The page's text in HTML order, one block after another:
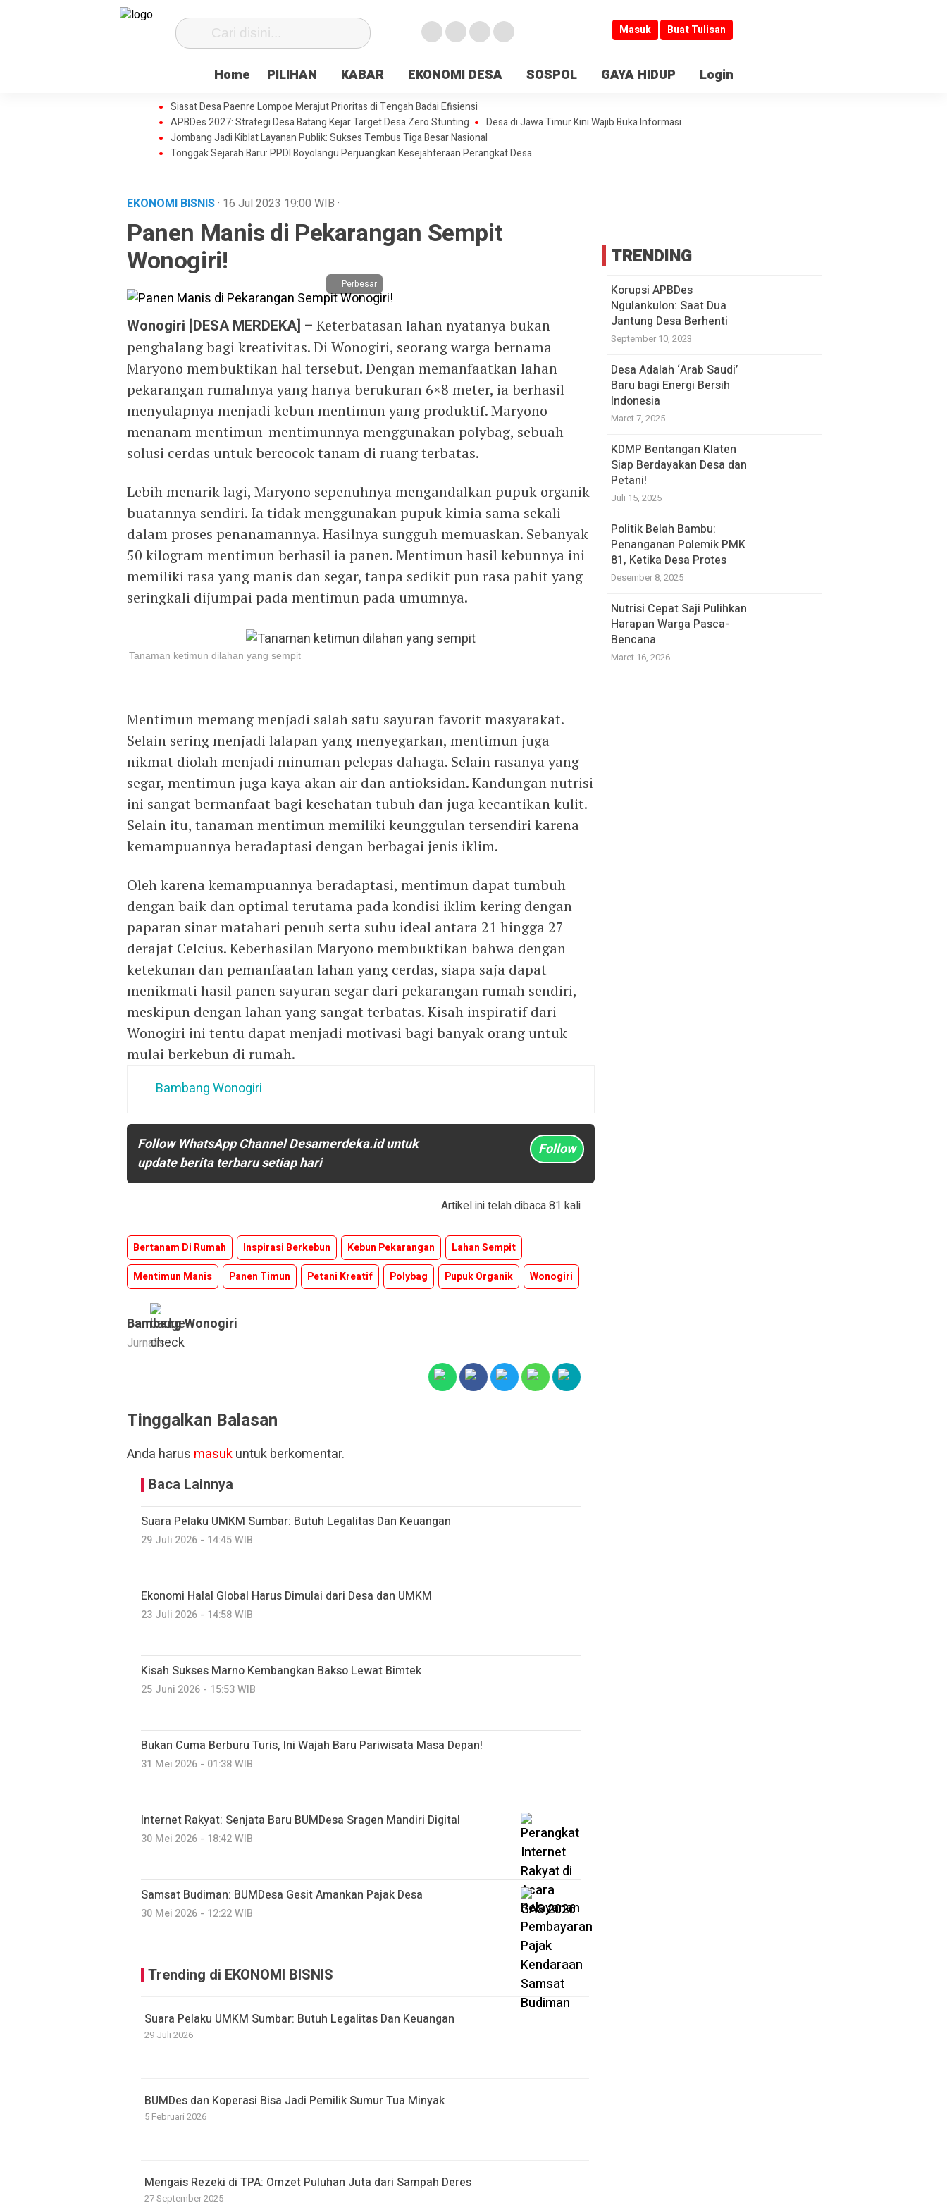
Masuk Buat Tulisan
Home PILIHAN KABAR EKONOMI DESA SOSPOL GAYA HIDUP Login
Siasat Desa Paenre Lompoe Merajut Prioritas di Tengah Badai Efisiensi
APBDes 2027: Strategi Desa Batang Kejar Target Desa Zero Stunting
Desa di Jawa Timur Kini Wajib Buka Informasi
Jombang Jadi Kiblat Layanan Publik: Sukses Tembus Tiga Besar Nasional
Tonggak Sejarah Baru: PPDI Boyolangu Perjuangkan Kesejahteraan Perangkat Desa
EKONOMI BISNIS· 16 Jul 2023 19:00 WIB ·
Panen Manis di Pekarangan Sempit
Wonogiri!
Perbesar
Wonogiri [DESA MERDEKA] – Keterbatasan lahan nyatanya bukan
penghalang bagi kreativitas. Di Wonogiri, seorang warga bernama
Maryono membuktikan hal tersebut. Dengan memanfaatkan lahan
pekarangan rumahnya yang hanya berukuran 6×8 meter, ia berhasil
menyulapnya menjadi kebun mentimun yang produktif. Maryono
menanam mentimun-mentimunnya menggunakan polybag, sebuah
solusi cerdas untuk bercocok tanam di ruang terbatas.
Lebih menarik lagi, Maryono sepenuhnya mengandalkan pupuk organik
buatannya sendiri. Ia tidak menggunakan pupuk kimia sama sekali
dalam proses penanamannya. Hasilnya sungguh memuaskan. Sebanyak
50 kilogram mentimun berhasil ia panen. Mentimun hasil kebunnya ini
memiliki rasa yang manis dan segar, tanpa sedikit pun rasa pahit yang
seringkali dijumpai pada mentimun pada umumnya.
Tanaman ketimun dilahan yang sempit
Mentimun memang menjadi salah satu sayuran favorit masyarakat.
Selain sering menjadi lalapan yang menyegarkan, mentimun juga
nikmat diolah menjadi minuman pelepas dahaga. Selain rasanya yang
segar, mentimun juga kaya akan air dan antioksidan. Kandungan nutrisi
ini sangat bermanfaat bagi kesehatan tubuh dan juga kecantikan kulit.
Selain itu, tanaman mentimun memiliki keunggulan tersendiri karena
kemampuannya beradaptasi dengan berbagai jenis iklim.
Oleh karena kemampuannya beradaptasi, mentimun dapat tumbuh
dengan baik dan optimal terutama pada kondisi iklim kering dengan
paparan sinar matahari penuh serta suhu ideal antara 21 hingga 27
derajat Celcius. Keberhasilan Maryono membuktikan bahwa dengan
ketekunan dan pemanfaatan lahan yang cerdas, siapa saja dapat
menikmati hasil panen sayuran segar dari pekarangan rumah sendiri,
meskipun dengan lahan yang sangat terbatas. Kisah inspiratif dari
Wonogiri ini tentu dapat menjadi motivasi bagi banyak orang untuk
mulai berkebun di rumah.
Bambang Wonogiri
Follow WhatsApp Channel Desamerdeka.id untuk
update berita terbaru setiap hari
Follow
Artikel ini telah dibaca 81 kali
Bertanam Di Rumah Inspirasi Berkebun Kebun Pekarangan
Lahan Sempit
Mentimun Manis
Panen Timun Petani Kreatif Polybag Pupuk Organik Wonogiri
Bambang Wonogiri
Jurnalis
Tinggalkan Balasan
Anda harus masukuntuk berkomentar.
Baca Lainnya
Suara Pelaku UMKM Sumbar: Butuh Legalitas Dan Keuangan
29 Juli 2026 - 14:45 WIB
Ekonomi Halal Global Harus Dimulai dari Desa dan UMKM
23 Juli 2026 - 14:58 WIB
Kisah Sukses Marno Kembangkan Bakso Lewat Bimtek
25 Juni 2026 - 15:53 WIB
Bukan Cuma Berburu Turis, Ini Wajah Baru Pariwisata Masa Depan!
31 Mei 2026 - 01:38 WIB
Internet Rakyat: Senjata Baru BUMDesa Sragen Mandiri Digital
30 Mei 2026 - 18:42 WIB
Samsat Budiman: BUMDesa Gesit Amankan Pajak Desa
30 Mei 2026 - 12:22 WIB
Trending di EKONOMI BISNIS
Suara Pelaku UMKM Sumbar: Butuh Legalitas Dan Keuangan
29 Juli 2026
BUMDes dan Koperasi Bisa Jadi Pemilik Sumur Tua Minyak
5 Februari 2026
Mengais Rezeki di TPA: Omzet Puluhan Juta dari Sampah Deres
27 September 2025
TRENDING
Korupsi APBDes
Ngulankulon: Saat Dua
Jantung Desa Berhenti
September 10, 2023
Desa Adalah ‘Arab Saudi’
Baru bagi Energi Bersih
Indonesia
Maret 7, 2025
KDMP Bentangan Klaten
Siap Berdayakan Desa dan
Petani!
Juli 15, 2025
Politik Belah Bambu:
Penanganan Polemik PMK
81, Ketika Desa Protes
Desember 8, 2025
Nutrisi Cepat Saji Pulihkan
Harapan Warga Pasca-
Bencana
Maret 16, 2026